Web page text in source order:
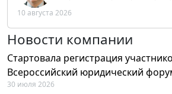
РФ
10 августа 2026
Новости компании
Стартовала регистрация
Всероссийский юридический
30 июля 2026